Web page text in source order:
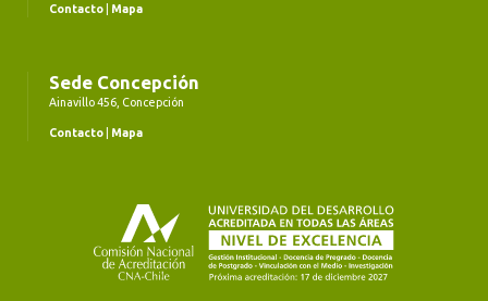
Contacto Mapa
Sede Concepción
Ainavillo 456, Concepción
Contacto Mapa